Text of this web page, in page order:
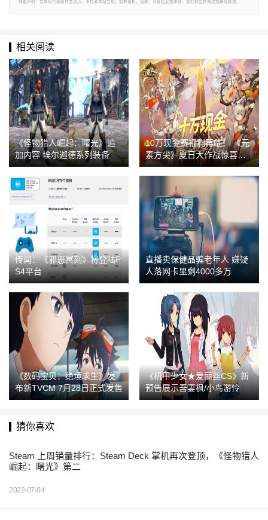
郑重声明：文章仅代表原作者观点，不代表本站立场；如有侵权、违规，可直接反馈本站，我们将会作修改或删除处理。
相关阅读
《怪物猎人崛起：曙光》追
加内容 埃尔迦德系列装备
10万现金赛福利再临！ 《元
素方尖》夏日大作战惊喜来
袭
传闻：《邪恶冥刻》将登陆P
S4平台
直播卖保健品骗老年人 嫌疑
人落网卡里剩4000多万
《数码宝贝：绝境求生》发
布新TVCM 7月28日正式发售
《机甲少女★爱丽丝CS》新
预告展示吾妻枫/小鸟游怜
猜你喜欢
Steam 上周销量排行：Steam Deck 掌机再次登顶，《怪物猎人
崛起：曙光》第二
2022-07-04